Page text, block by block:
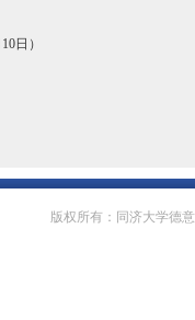
10日）
版权所有：同济大学德